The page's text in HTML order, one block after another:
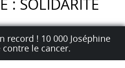
: SOLIDARITÉ
record ! 10 000 Joséphine
le cancer.